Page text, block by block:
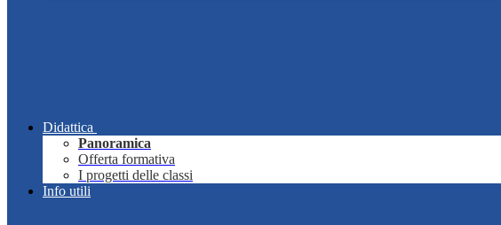
Didattica
Panoramica
Offerta formativa
I progetti delle classi
Info utili